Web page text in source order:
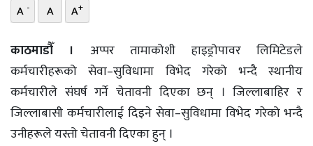
ऊर्जा
विशेष
A - A A+
काठमाडौँ । अप्पर तामाकोशी हाइड्रोपावर लिमिटेडले
कर्मचारीहरूको सेवा–सुविधामा विभेद गरेको भन्दै स्थानीय
कर्मचारीले संघर्ष गर्ने चेतावनी दिएका छन् । जिल्लाबाहिर र
जिल्लाबासी कर्मचारीलाई दिइने सेवा–सुविधामा विभेद गरेको भन्दै
उनीहरूले यस्तो चेतावनी दिएका हुन् ।